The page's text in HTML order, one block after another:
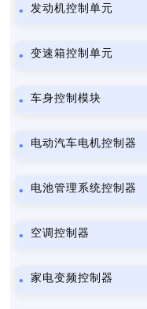
发动机控制单元
变速箱控制单元
车身控制模块
电动汽车电机控制器
电池管理系统控制器
空调控制器
家电变频控制器